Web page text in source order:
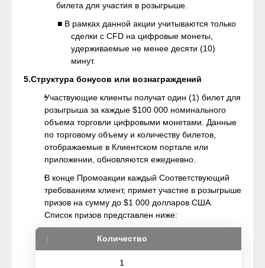
билета для участия в розыгрыше.
■ В рамках данной акции учитываются только
сделки с CFD на цифровые монеты,
удерживаемые не менее десяти (10)
минут.
5.Структура бонусов или вознаграждений
Участвующие клиенты получат один (1) билет для
розыгрыша за каждые $100 000 номинального
объема торговли цифровыми монетами. Данные
по торговому объему и количеству билетов,
отображаемые в Клиентском портале или
приложении, обновляются ежедневно.
В конце Промоакции каждый Соответствующий
требованиям клиент, примет участие в розыгрыше
призов на сумму до $1 000 долларов США.
Список призов представлен ниже:
Количество
1